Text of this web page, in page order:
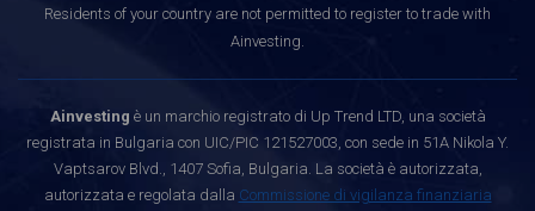
Residents of your country are not permitted to register to trade with
Ainvesting.
Ainvesting è un marchio registrato di Up Trend LTD, una società
registrata in Bulgaria con UIC/PIC 121527003, con sede in 51A Nikola Y.
Vaptsarov Blvd., 1407 Sofia, Bulgaria. La società è autorizzata,
autorizzata e regolata dalla Commissione di vigilanza finanziaria